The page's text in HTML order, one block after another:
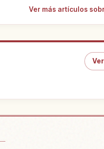
Ver más artículos